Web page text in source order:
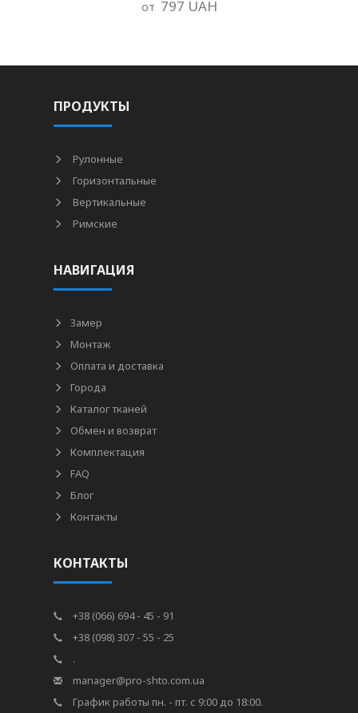
от 797 UAH
ПРОДУКТЫ
Рулонные
Горизонтальные
Вертикальные
Римские
НАВИГАЦИЯ
Замер
Монтаж
Оплата и доставка
Города
Каталог тканей
Обмен и возврат
Комплектация
FAQ
Блог
Контакты
КОНТАКТЫ
+38 (066) 694 - 45 - 91
+38 (098) 307 - 55 - 25
.
manager@pro-shto.com.ua
График работы пн. - пт. с 9:00 до 18:00.